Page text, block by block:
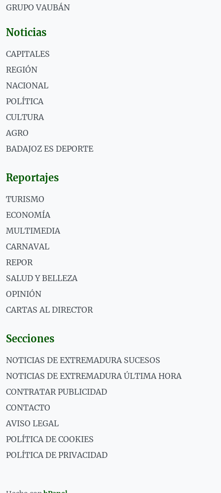
GRUPO VAUBÁN
Noticias
CAPITALES
REGIÓN
NACIONAL
POLÍTICA
CULTURA
AGRO
BADAJOZ ES DEPORTE
Reportajes
TURISMO
ECONOMÍA
MULTIMEDIA
CARNAVAL
REPOR
SALUD Y BELLEZA
OPINIÓN
CARTAS AL DIRECTOR
Secciones
NOTICIAS DE EXTREMADURA SUCESOS
NOTICIAS DE EXTREMADURA ÚLTIMA HORA
CONTRATAR PUBLICIDAD
CONTACTO
AVISO LEGAL
POLÍTICA DE COOKIES
POLÍTICA DE PRIVACIDAD